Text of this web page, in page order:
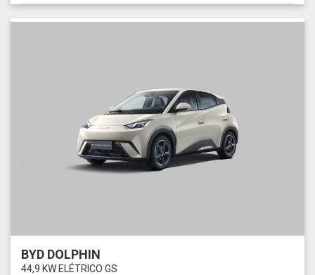
BYD DOLPHIN
44,9 KW ELÉTRICO GS